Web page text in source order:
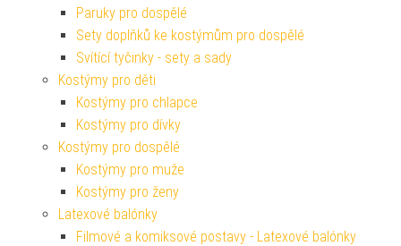
Paruky pro dospělé
Sety doplňků ke kostýmům pro dospělé
Svítící tyčinky - sety a sady
Kostýmy pro děti
Kostýmy pro chlapce
Kostýmy pro dívky
Kostýmy pro dospělé
Kostýmy pro muže
Kostýmy pro ženy
Latexové balónky
Filmové a komiksové postavy - Latexové balónky